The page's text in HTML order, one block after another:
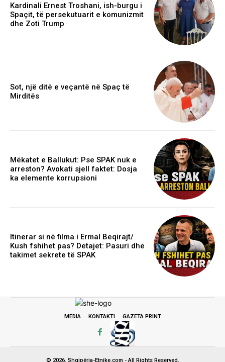
Kardinali Ernest Troshani, ish-burgu i
Spaçit, të persekutuarit e komunizmit
dhe Zoti Trump
Sot, një ditë e veçantë në Spaç të
Mirditës
Mëkatet e Ballukut: Pse SPAK nuk e
arreston? Avokati sjell faktet: Dosja
ka elemente korrupsioni
Itinerar si në filma i Ermal Beqirajt/
Kush fshihet pas? Detajet: Pasuri dhe
takimet sekrete të SPAK
MEDIA KONTAKTI GAZETA PRINT
© 2026. Shqipëria-Etnike.com - All Rights Reserved.